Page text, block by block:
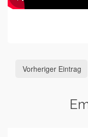
Vorheriger Eintrag